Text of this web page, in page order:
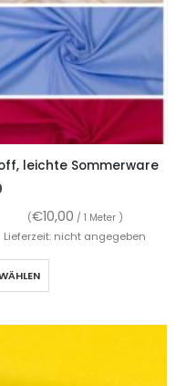
leichte Sommerware
(€10,00 / 1 Meter )
Lieferzeit: nicht angegeben